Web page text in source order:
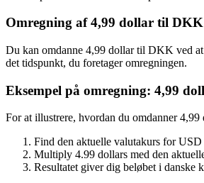
Omregning af 4,99 dollar til
Du kan omdanne 4,99 dollar til DKK ved
det tidspunkt, du foretager omregningen.
Eksempel på omregning: 4,99
For at illustrere, hvordan du omdanner
Find den aktuelle valutakurs for
Multiply 4.99 dollars med den
Resultatet giver dig beløbet i danske